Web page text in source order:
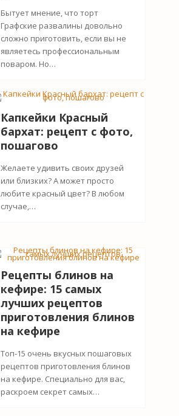
Бытует мнение, что торт
Графские развалины довольно
сложно приготовить, если вы не
являетесь профессиональным
поваром. Но…
Капкейки Красный
бархат: рецепт с фото,
пошагово
Желаете удивить своих друзей
или близких? А может просто
любите красный цвет? В любом
случае,…
Рецепты блинов на
кефире: 15 самых
лучших рецептов
приготовления блинов
на кефире
Топ-15 очень вкусных пошаговых
рецептов приготовления блинов
на кефире. Специально для вас,
раскроем секрет самых…